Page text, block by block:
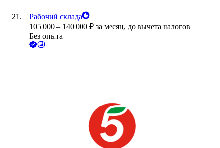
Рабочий склада
105 000 – 140 000 ₽ за месяц, до вычета налогов
Без опыта